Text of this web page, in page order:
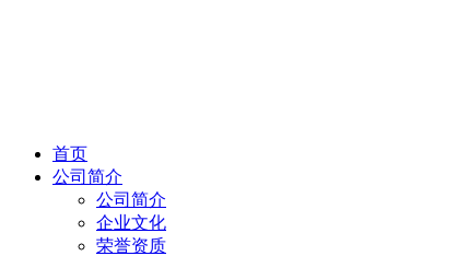
首页
公司简介
公司简介
企业文化
荣誉资质